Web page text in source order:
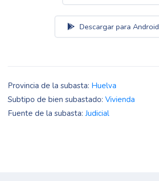
Descargar para Android
Provincia de la subasta: Huelva
Subtipo de bien subastado: Vivienda
Fuente de la subasta: Judicial